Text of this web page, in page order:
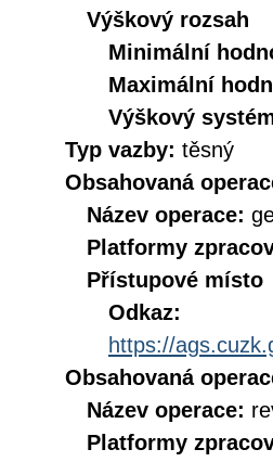
Výškový rozsah
Minimální
Maximální
Výškový
Typ vazby: těsný
Obsahovaná
Název operace:
Platformy
Přístupové místo
Odkaz:
https://
Obsahovaná
Název operace:
Platformy